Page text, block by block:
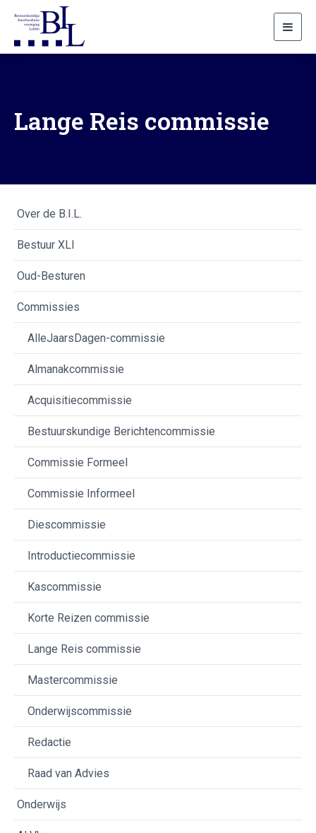
Lange Reis commissie
Over de B.I.L.
Bestuur XLI
Oud-Besturen
Commissies
AlleJaarsDagen-commissie
Almanakcommissie
Acquisitiecommissie
Bestuurskundige Berichtencommissie
Commissie Formeel
Commissie Informeel
Diescommissie
Introductiecommissie
Kascommissie
Korte Reizen commissie
Lange Reis commissie
Mastercommissie
Onderwijscommissie
Redactie
Raad van Advies
Onderwijs